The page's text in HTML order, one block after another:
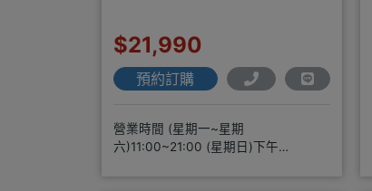
$21,990
預約訂購
營業時間 (星期一~星期
六)11:00~21:00 (星期日)下午